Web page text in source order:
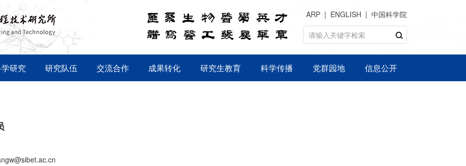
ARP ENGLISH 中国科学院
研究 研究队伍 交流合作 成果转化 研究生教育 科学传播 党群园地 信息公开